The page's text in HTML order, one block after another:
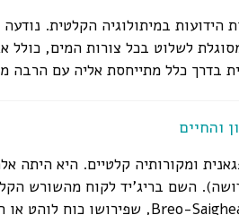
הידועות במיתולוגיה הקלטית.
לשלוט בכל צורות המים, כולל
בדרך כלל מתייחסת אליה עם הרבה
והחיים
ומקורותיה קלטיים. היא היתה
השם בריג'יד לקוח מהשורש